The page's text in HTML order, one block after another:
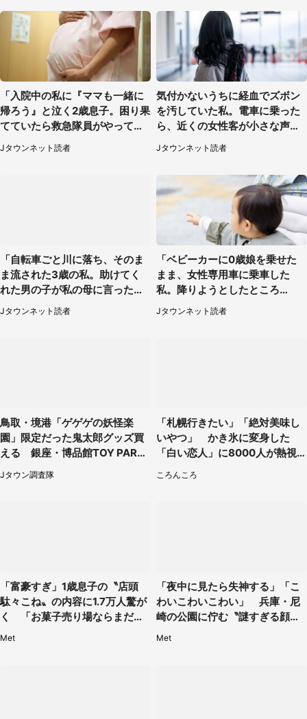
「入院中の私に『ママも一緒に
帰ろう』と泣く2歳息子。困り果
てていたら救急隊員がやってき
て...」（大阪府・50代女性）
Jタウンネット読者
気付かないうちに経血でズボン
を汚していた私。電車に乗った
ら、近くの女性客が小さな声で
（千葉県・10代女性）
Jタウンネット読者
「自転車ごと川に落ち、そのま
ま流された3歳の私。助けてく
れた男の子が私の母に言ったの
は...」（千葉県・20代女性）
Jタウンネット読者
「ベビーカーに0歳娘を乗せた
まま、女性専用車に乗車した
私。降りようとしたところ
で...」（大阪府・30代女性）
Jタウンネット読者
鳥取・境港「ゲゲゲの妖怪楽
園」限定だった鬼太郎グッズ買
える 銀座・博品館TOY PARK
へ急げ【8／8～31】
Jタウン調査隊
「札幌行きたい」「絶対美味し
いやつ」 かき氷に変身した
「白い恋人」に8000人が熱視
ころんころ
「富豪すぎ」1歳息子の〝店頭
駄々こね〟の内容に1.7万人驚が
く 「お菓子売り場ならまだし
Met
「夜中に見たら失神する」「こ
わいこわいこわい」 兵庫・尼
崎の公園に佇む〝謎すぎる顔〟
Met